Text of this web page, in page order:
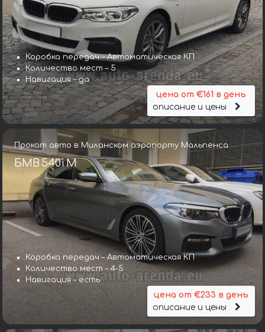
Коробка передач – Автоматическая КП
Количество мест – 5
Навигация – да
цена от €161 в день
описание и цены
Прокат авто в Миланском аэропорту Мальпенса
БМВ 540i M
Коробка передач – Автоматическая КП
Количество мест – 4-5
Навигация – есть
цена от €233 в день
описание и цены